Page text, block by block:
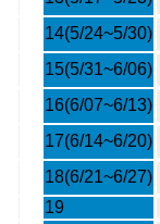
14(5/24~5/30)
15(5/31~6/06)
16(6/07~6/13)
17(6/14~6/20)
18(6/21~6/27)
19